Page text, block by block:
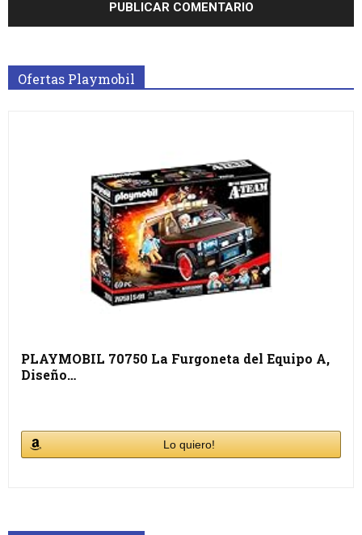
Ofertas Playmobil
PLAYMOBIL 70750 La Furgoneta del Equipo A,
Diseño…
Lo quiero!